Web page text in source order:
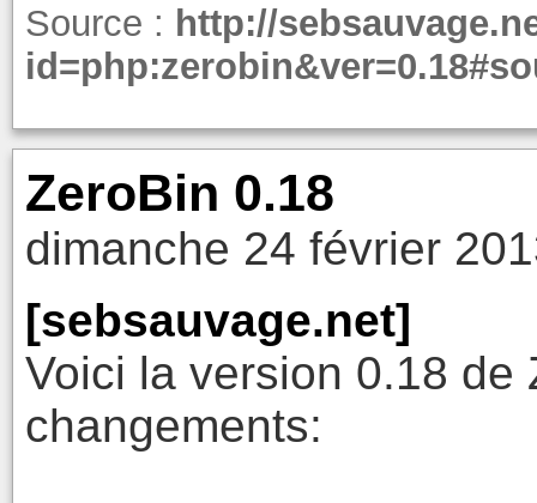
Source : http://
ZeroBin 0.18
dimanche 24 février
[sebsauvage.net]
Voici la version 0.18 de
changements: